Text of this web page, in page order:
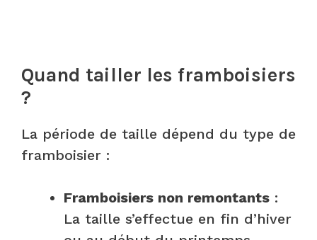
Quand tailler les framboisiers
?
La période de taille dépend du type de
framboisier :
Framboisiers non remontants :
La taille s’effectue en fin d’hiver